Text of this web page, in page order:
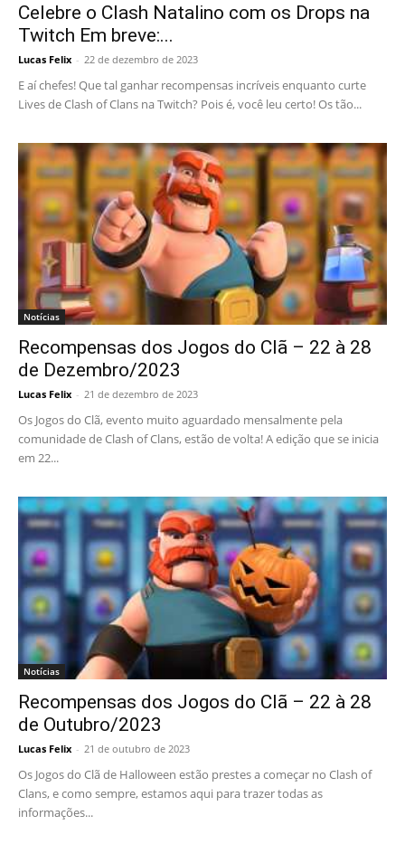
Celebre o Clash Natalino com os Drops na
Twitch Em breve:...
Lucas Felix - 22 de dezembro de 2023
E aí chefes! Que tal ganhar recompensas incríveis enquanto curte
Lives de Clash of Clans na Twitch? Pois é, você leu certo! Os tão...
Notícias
Recompensas dos Jogos do Clã – 22 à 28
de Dezembro/2023
Lucas Felix - 21 de dezembro de 2023
Os Jogos do Clã, evento muito aguardado mensalmente pela
comunidade de Clash of Clans, estão de volta! A edição que se inicia
em 22...
Notícias
Recompensas dos Jogos do Clã – 22 à 28
de Outubro/2023
Lucas Felix - 21 de outubro de 2023
Os Jogos do Clã de Halloween estão prestes a começar no Clash of
Clans, e como sempre, estamos aqui para trazer todas as
informações...